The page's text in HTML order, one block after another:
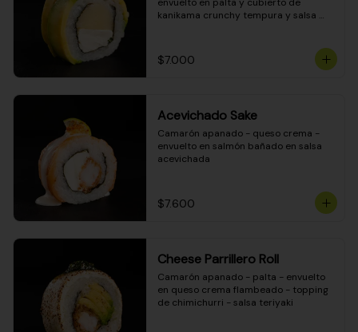
kanikama crunchy tempura y salsa
$7.000
Acevichado Sake
Camarón apanado - queso crema -
envuelto en salmón bañado en salsa
acevichada
$7.600
Cheese Parrillero Roll
Camarón apanado - palta - envuelto
en queso crema flambeado - topping
de chimichurri - salsa teriyaki